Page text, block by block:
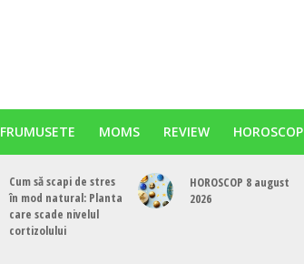
FRUMUSETE MOMS REVIEW HOROSCOP
Cum să scapi de stres
în mod natural: Planta
care scade nivelul
cortizolului
HOROSCOP 8 august
2026